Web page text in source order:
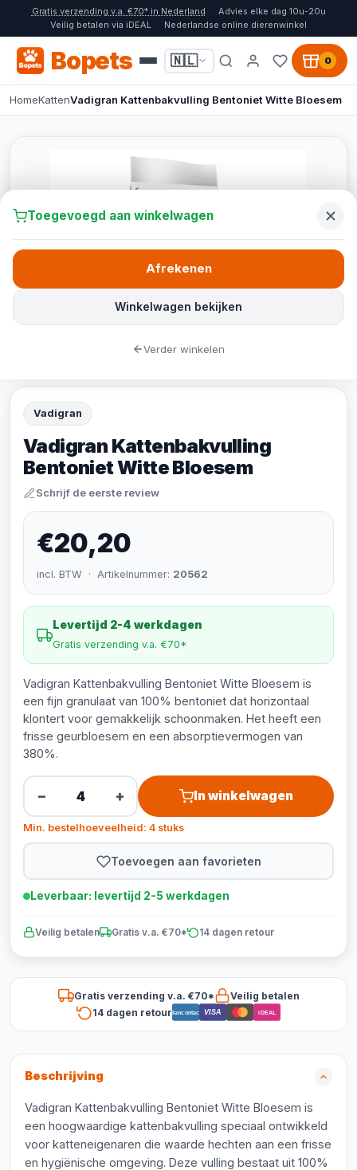
Gratis verzending v.a. €70* in Nederland
Advies elke dag 10u-20u
Veilig betalen via iDEAL
Nederlandse online dierenwinkel
Bopets 🇳🇱 0
HomeKattenVadigran Kattenbakvulling Bentoniet Witte Bloesem
Vadigran
Vadigran Kattenbakvulling
Bentoniet Witte Bloesem
Schrijf de eerste review
€20,20
incl. BTW · Artikelnummer: 20562
Levertijd 2-4 werkdagen
Gratis verzending v.a. €70*
Vadigran Kattenbakvulling Bentoniet Witte Bloesem is
een fijn granulaat van 100% bentoniet dat horizontaal
klontert voor gemakkelijk schoonmaken. Het heeft een
frisse geurbloesem en een absorptievermogen van
380%.
− + In winkelwagen
Min. bestelhoeveelheid: 4 stuks
Toevoegen aan favorieten
Leverbaar: levertijd 2-5 werkdagen
Veilig betalen Gratis v.a. €70* 14 dagen retour
Gratis verzending v.a. €70*
Veilig betalen
14 dagen retourBancontact VISA iDEAL
Beschrijving
Vadigran Kattenbakvulling Bentoniet Witte Bloesem is
een hoogwaardige kattenbakvulling speciaal ontwikkeld
voor katteneigenaren die waarde hechten aan een frisse
en hygiënische omgeving. Deze vulling bestaat uit 100%
Toegevoegd aan winkelwagen
Winkelwagen bekijken
Afrekenen
Verder winkelen